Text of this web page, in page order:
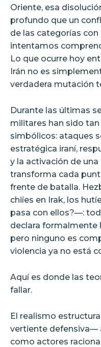
Oriente, esa
profundo que un
de las categorías
intentamos
Lo que ocurre hoy
Irán no es
verdadera mutación
Durante las últimas
militares han sido
simbólicos: ataques
estratégica iraní,
y la activación de
transforma cada
frente de batalla.
chiíes en Irak, los
pasa con ellos?—:
declara formalmente
pero ninguno es
violencia ya no está
Aquí es donde las
fallar.
El realismo
vertiente defensiva—
como actores